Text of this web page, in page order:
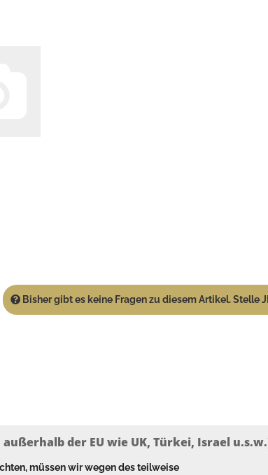
Bisher gibt es keine Fragen zu diesem Artikel. Stelle
der EU wie UK, Türkei, Israel
müssen wir wegen des teilweise